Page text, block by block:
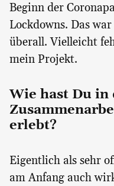
Beginn der
Lockdowns. Das
überall. Vielleicht
mein Projekt.
Wie hast Du in
erlebt?
Eigentlich als sehr
am Anfang auch